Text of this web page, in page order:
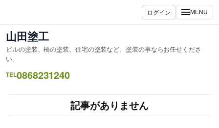
ス
キ
ッ
プ
ログイン MENU
山田塗工
ビルの塗装、橋の塗装、住宅の塗装など、塗装の事ならお任せくださ
い。
TEL0868231240
記事がありません